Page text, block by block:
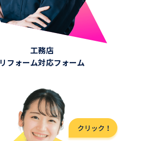
工務店
リフォーム対応フォーム